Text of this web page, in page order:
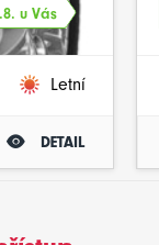
u Vás
Letní
DETAIL